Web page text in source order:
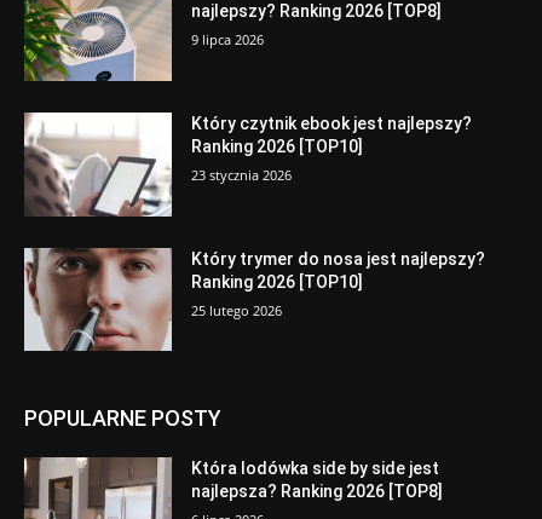
najlepszy? Ranking 2026 [TOP8]
9 lipca 2026
Który czytnik ebook jest najlepszy?
Ranking 2026 [TOP10]
23 stycznia 2026
Który trymer do nosa jest najlepszy?
Ranking 2026 [TOP10]
25 lutego 2026
POPULARNE POSTY
Która lodówka side by side jest
najlepsza? Ranking 2026 [TOP8]